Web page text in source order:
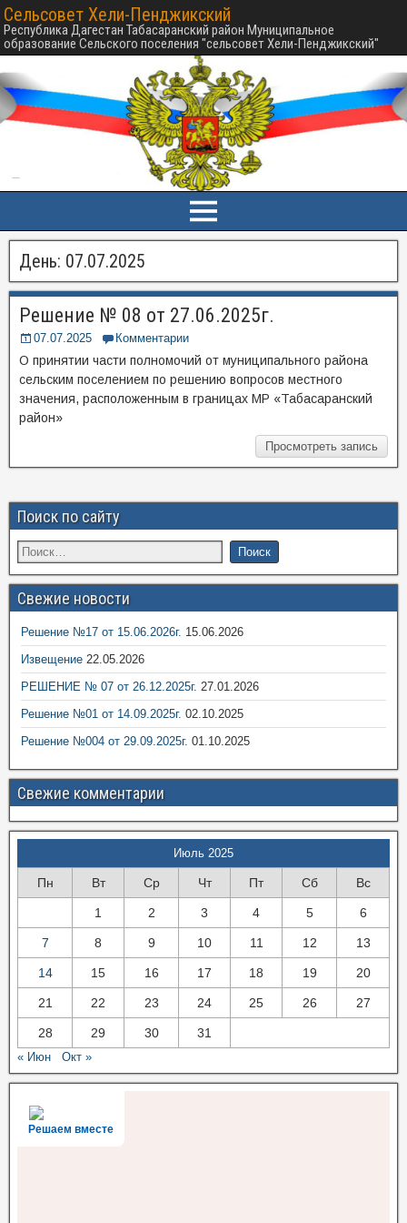
Сельсовет Хели-Пенджикский
Республика Дагестан Табасаранский район Муниципальное
образование Сельского поселения "сельсовет Хели-Пенджикский"
День: 07.07.2025
Решение № 08 от 27.06.2025г.
07.07.2025 Комментарии
О принятии части полномочий от муниципального района
сельским поселением по решению вопросов местного
значения, расположенным в границах МР «Табасаранский
район»
Просмотреть запись
Поиск по сайту
Свежие новости
Решение №17 от 15.06.2026г. 15.06.2026
Извещение 22.05.2026
РЕШЕНИЕ № 07 от 26.12.2025г. 27.01.2026
Решение №01 от 14.09.2025г. 02.10.2025
Решение №004 от 29.09.2025г. 01.10.2025
Свежие комментарии
Июль 2025
Пн Вт Ср Чт Пт Сб Вс
1 2 3 4 5 6
7 8 9 10 11 12 13
14 15 16 17 18 19 20
21 22 23 24 25 26 27
28 29 30 31
« Июн Окт »
Решаем вместе